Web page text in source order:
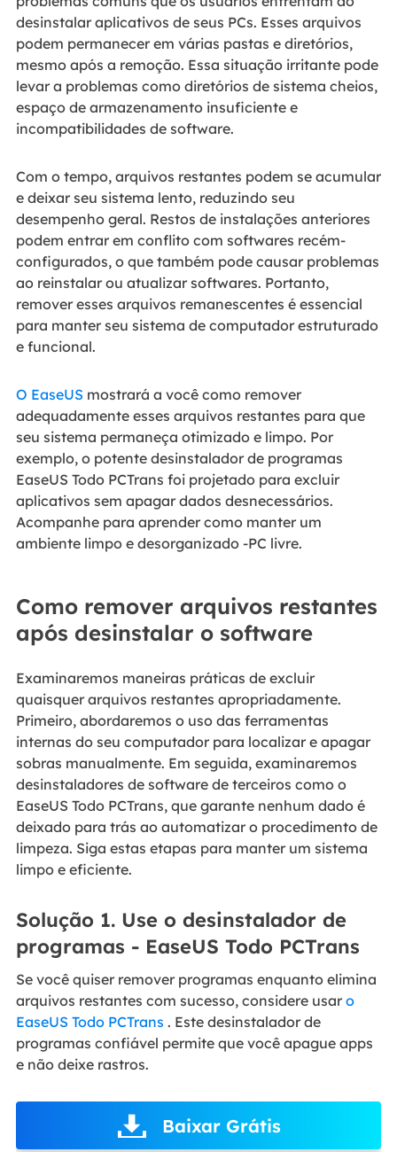
desinstalar aplicativos de seus PCs. Esses arquivos
podem permanecer em várias pastas e diretórios,
mesmo após a remoção. Essa situação irritante pode
levar a problemas como diretórios de sistema cheios,
espaço de armazenamento insuficiente e
incompatibilidades de software.
Com o tempo, arquivos restantes podem se acumular
e deixar seu sistema lento, reduzindo seu
desempenho geral. Restos de instalações anteriores
podem entrar em conflito com softwares recém-
configurados, o que também pode causar problemas
ao reinstalar ou atualizar softwares. Portanto,
remover esses arquivos remanescentes é essencial
para manter seu sistema de computador estruturado
e funcional.
O EaseUS mostrará a você como remover
adequadamente esses arquivos restantes para que
seu sistema permaneça otimizado e limpo. Por
exemplo, o potente desinstalador de programas
EaseUS Todo PCTrans foi projetado para excluir
aplicativos sem apagar dados desnecessários.
Acompanhe para aprender como manter um
ambiente limpo e desorganizado -PC livre.
Como remover arquivos restantes
após desinstalar o software
Examinaremos maneiras práticas de excluir
quaisquer arquivos restantes apropriadamente.
Primeiro, abordaremos o uso das ferramentas
internas do seu computador para localizar e apagar
sobras manualmente. Em seguida, examinaremos
desinstaladores de software de terceiros como o
EaseUS Todo PCTrans, que garante nenhum dado é
deixado para trás ao automatizar o procedimento de
limpeza. Siga estas etapas para manter um sistema
limpo e eficiente.
Solução 1. Use o desinstalador de
programas - EaseUS Todo PCTrans
Se você quiser remover programas enquanto elimina
arquivos restantes com sucesso, considere usar o
EaseUS Todo PCTrans . Este desinstalador de
programas confiável permite que você apague apps
e não deixe rastros.
Baixar Grátis